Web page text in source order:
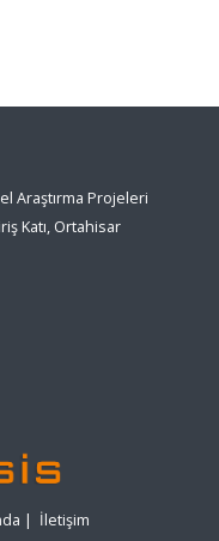
Araştırma Projeleri
Katı, Ortahisar
| İletişim